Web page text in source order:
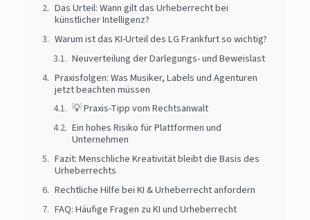
Das Urteil: Wann gilt das Urheberrecht bei
künstlicher Intelligenz?
Warum ist das KI-Urteil des LG Frankfurt so wichtig?
Neuverteilung der Darlegungs- und Beweislast
Praxisfolgen: Was Musiker, Labels und Agenturen
jetzt beachten müssen
💡 Praxis-Tipp vom Rechtsanwalt
Ein hohes Risiko für Plattformen und
Unternehmen
Fazit: Menschliche Kreativität bleibt die Basis des
Urheberrechts
Rechtliche Hilfe bei KI & Urheberrecht anfordern
FAQ: Häufige Fragen zu KI und Urheberrecht